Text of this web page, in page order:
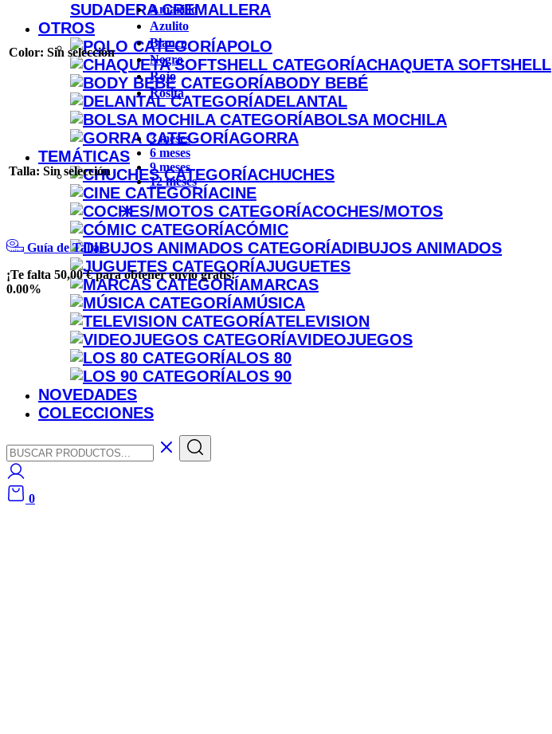
SUDADERA CREMALLERA
OTROS
POLO
CHAQUETA SOFTSHELL
BODY BEBÉ
DELANTAL
BOLSA MOCHILA
GORRA
TEMÁTICAS
CHUCHES
CINE
COCHES/MOTOS
CÓMIC
DIBUJOS ANIMADOS
JUGUETES
MARCAS
MÚSICA
TELEVISION
VIDEOJUEGOS
LOS 80
LOS 90
NOVEDADES
COLECCIONES
0
Color: Sin selección
Amarillo
Azulito
Blanco
Negro
Rojo
Rosita
Talla: Sin selección
3 meses
6 meses
9 meses
12 meses
Guía de Tallas
¡Te falta 50,00€para obtenerenvío gratis!
0.00%